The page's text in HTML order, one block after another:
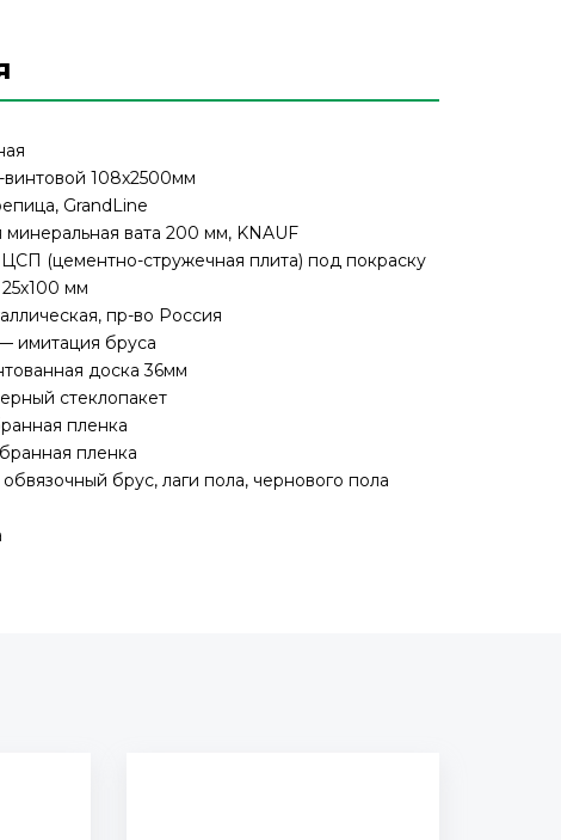
108х2500мм
GrandLine
вата 200 мм, KNAUF
(цементно-стружечная плита) под покраску
мм
пр-во Россия
имитация бруса
доска 36мм
стеклопакет
пленка
пленка
брус, лаги пола, чернового пола